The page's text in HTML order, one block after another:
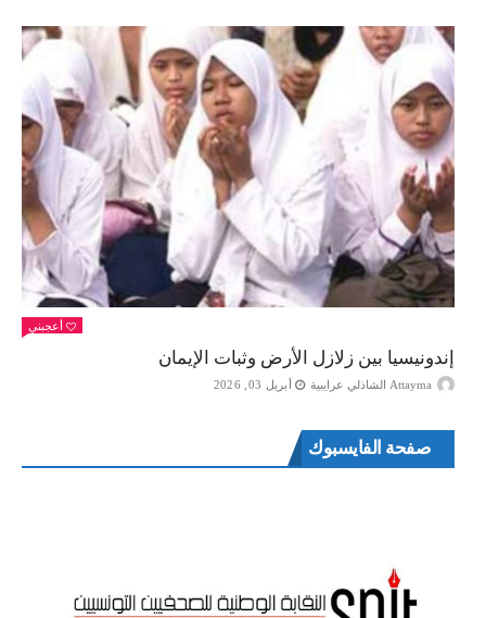
أعجبني
إندونيسيا بين زلازل الأرض وثبات الإيمان
Attayma الشاذلي عرايبية أبريل 03, 2026
صفحة الفايسبوك